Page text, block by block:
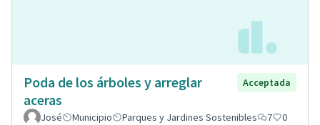
Poda de los árboles y arreglar
aceras
Acceptada
José Municipio Parques y Jardines Sostenibles 7 0